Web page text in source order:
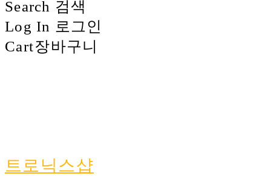
Search 검색
Log In 로그인
Cart장바구니
트로닉스샵